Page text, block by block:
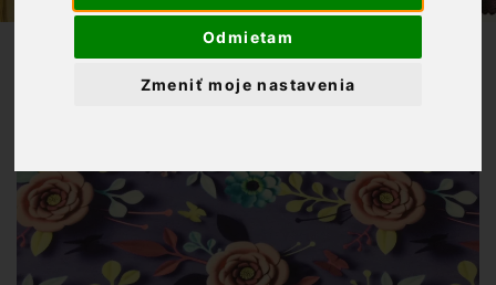
Odmietam
Zmeniť moje nastavenia